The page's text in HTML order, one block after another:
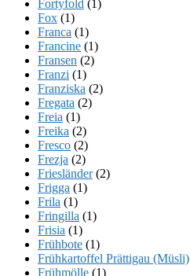
Fortyfold (1)
Fox (1)
Franca (1)
Francine (1)
Fransen (2)
Franzi (1)
Franziska (2)
Fregata (2)
Freia (1)
Freika (2)
Fresco (2)
Frezja (2)
Friesländer(2)
Frigga (1)
Frila (1)
Fringilla (1)
Frisia (1)
Frühbote (1)
Frühkartoffel Prättigau (Müsli)
Frühmölle (1)